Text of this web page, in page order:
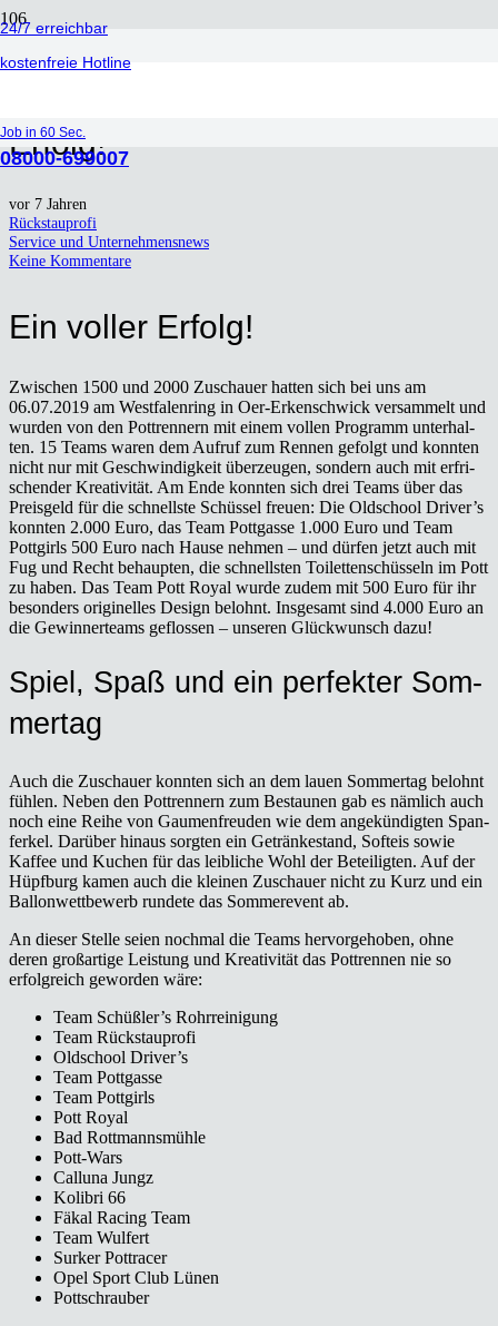
24/7 erreichbar
kostenfreie Hotline
Job in 60 Sec.
08000-699007
Erfolg!
vor 7 Jahren
Rückstauprofi
Service und Unternehmensnews
Keine Kommentare
Ein vol­ler Erfolg!
Zwi­schen 1500 und 2000 Zuschau­er hat­ten sich bei uns am
06.07.2019 am West­fa­len­ring in Oer-Erken­sch­wick ver­sam­melt und
wur­den von den Pott­ren­nern mit einem vol­len Pro­gramm unter­hal­
ten. 15 Teams waren dem Auf­ruf zum Ren­nen gefolgt und konn­ten
nicht nur mit Geschwin­dig­keit über­zeu­gen, son­dern auch mit erfri­
schen­der Krea­ti­vi­tät. Am Ende konn­ten sich drei Teams über das
Preis­geld für die schnells­te Schüs­sel freu­en: Die Old­school Driver’s
konn­ten 2.000 Euro, das Team Pott­gas­se 1.000 Euro und Team
Pott­girls 500 Euro nach Hau­se neh­men – und dür­fen jetzt auch mit
Fug und Recht behaup­ten, die schnells­ten Toi­let­ten­schüs­seln im Pott
zu haben. Das Team Pott Roy­al wur­de zudem mit 500 Euro für ihr
beson­ders ori­gi­nel­les Design belohnt. Ins­ge­samt sind 4.000 Euro an
die Gewin­ner­teams geflos­sen – unse­ren Glück­wunsch dazu!
Spiel, Spaß und ein per­fek­ter Som­
mer­tag
Auch die Zuschau­er konn­ten sich an dem lau­en Som­mer­tag belohnt
füh­len. Neben den Pott­ren­nern zum Bestau­nen gab es näm­lich auch
noch eine Rei­he von Gau­men­freu­den wie dem ange­kün­dig­ten Span­
fer­kel. Dar­über hin­aus sorg­ten ein Geträn­ke­stand, Soft­eis sowie
Kaf­fee und Kuchen für das leib­li­che Wohl der Betei­lig­ten. Auf der
Hüpf­burg kamen auch die klei­nen Zuschau­er nicht zu Kurz und ein
Bal­lon­wett­be­werb run­de­te das Som­me­re­vent ab.
An die­ser Stel­le sei­en noch­mal die Teams her­vor­ge­ho­ben, ohne
deren groß­ar­ti­ge Leis­tung und Krea­ti­vi­tät das Pott­ren­nen nie so
erfolg­reich gewor­den wäre:
Team Schüßler’s Rohr­rei­ni­gung
Team Rück­stau­pro­fi
Old­school Driver’s
Team Pott­gas­se
Team Pott­girls
Pott Roy­al
Bad Rott­manns­müh­le
Pott-Wars
Callu­na Jungz
Koli­bri 66
Fäkal Racing Team
Team Wul­fert
Sur­ker Pott­ra­cer
Opel Sport Club Lünen
Pott­schrau­ber